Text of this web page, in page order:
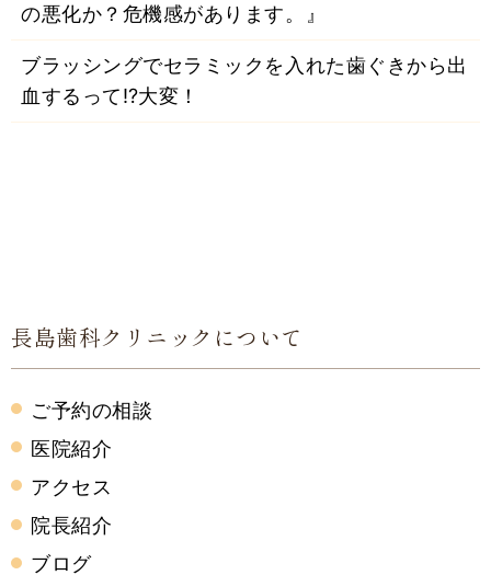
の悪化か？危機感があります。』
ブラッシングでセラミックを入れた歯ぐきから出
血するって⁉大変！
長島歯科クリニックについて
ご予約の相談
医院紹介
アクセス
院長紹介
ブログ